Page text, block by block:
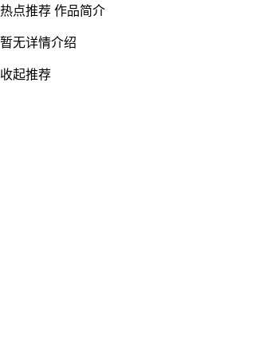
热点推荐 作品简介
暂无详情介绍
收起推荐